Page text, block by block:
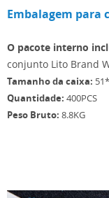
Embalagem para
O pacote interno
conjunto Lito Brand
Tamanho da caixa:
Quantidade: 400PCS
Peso Bruto: 8.8KG